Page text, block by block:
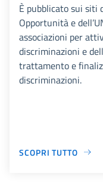
È pubblicato sui siti
Opportunità e
associazioni per
discriminazioni e
trattamento e
discriminazioni.
SCOPRI TUTTO